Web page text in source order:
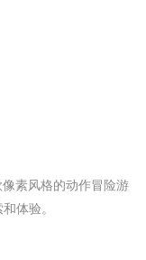
素风格的动作冒险游
体验。